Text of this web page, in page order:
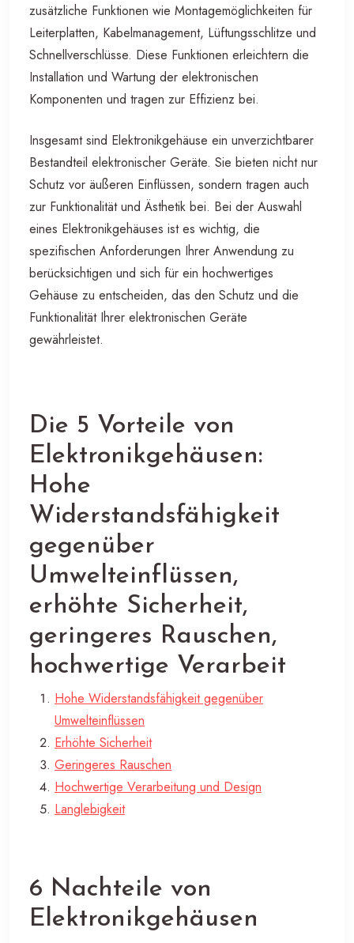
zusätzliche Funktionen wie Montagemöglichkeiten für
Leiterplatten, Kabelmanagement, Lüftungsschlitze und
Schnellverschlüsse. Diese Funktionen erleichtern die
Installation und Wartung der elektronischen
Komponenten und tragen zur Effizienz bei.
Insgesamt sind Elektronikgehäuse ein unverzichtbarer
Bestandteil elektronischer Geräte. Sie bieten nicht nur
Schutz vor äußeren Einflüssen, sondern tragen auch
zur Funktionalität und Ästhetik bei. Bei der Auswahl
eines Elektronikgehäuses ist es wichtig, die
spezifischen Anforderungen Ihrer Anwendung zu
berücksichtigen und sich für ein hochwertiges
Gehäuse zu entscheiden, das den Schutz und die
Funktionalität Ihrer elektronischen Geräte
gewährleistet.
Die 5 Vorteile von
Elektronikgehäusen:
Hohe
Widerstandsfähigkeit
gegenüber
Umwelteinflüssen,
erhöhte Sicherheit,
geringeres Rauschen,
hochwertige Verarbeit
Hohe Widerstandsfähigkeit gegenüber
Umwelteinflüssen
Erhöhte Sicherheit
Geringeres Rauschen
Hochwertige Verarbeitung und Design
Langlebigkeit
6 Nachteile von
Elektronikgehäusen